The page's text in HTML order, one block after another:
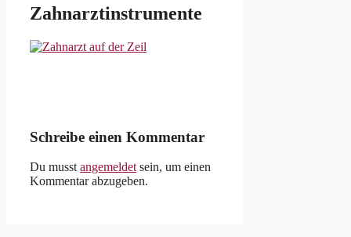
Zahnarztinstrumente
Schreibe einen Kommentar
Du musst angemeldet sein, um einen
Kommentar abzugeben.